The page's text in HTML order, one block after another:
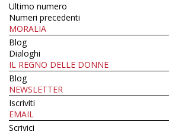
Ultimo numero
Numeri precedenti
MORALIA
Blog
Dialoghi
IL REGNO DELLE DONNE
Blog
NEWSLETTER
Iscriviti
EMAIL
Scrivici